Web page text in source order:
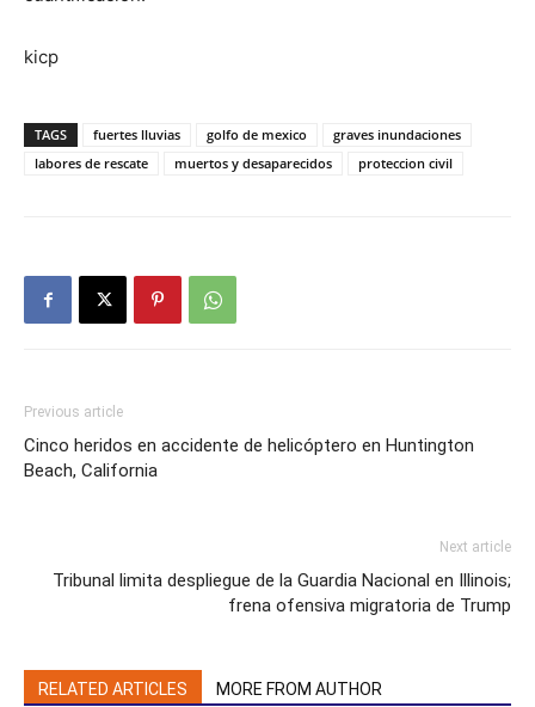
kicp
TAGS fuertes lluvias golfo de mexico
graves inundaciones
labores de rescate
muertos y desaparecidos proteccion civil
Previous article
Cinco heridos en accidente de helicóptero en Huntington
Beach, California
Next article
Tribunal limita despliegue de la Guardia Nacional en Illinois;
frena ofensiva migratoria de Trump
RELATED ARTICLES MORE FROM AUTHOR